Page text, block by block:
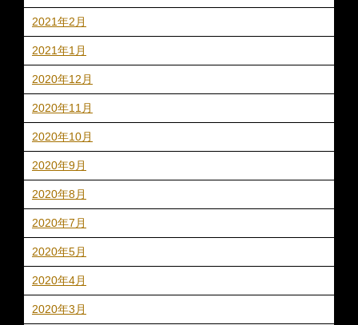
2021年2月
2021年1月
2020年12月
2020年11月
2020年10月
2020年9月
2020年8月
2020年7月
2020年5月
2020年4月
2020年3月